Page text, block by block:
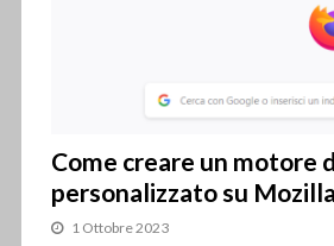
Come creare un motore
personalizzato su
1 Ottobre 2023